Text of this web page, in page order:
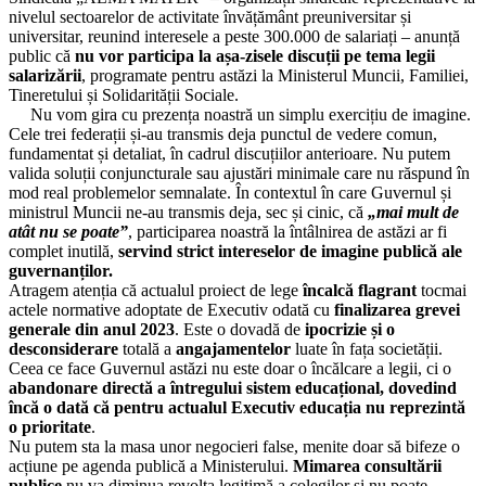
17.04.2024
Biroul Executiv S.I.P. Județul Hunedoara
08.04.2024
Consiliul de administrație al I.S.J. Hunedoara
01.04.2024
Consiliul de administrație al I.S.J. Hunedoara
27.03.2024
Conferința anuală a C.A.R. (I.F.N.) S.I.P. Județul Hunedoara
27.03.2024
Consiliul Liderilor S.I.P. Județul Hunedoara
25.03.2024
Consiliul de administrație al I.S.J. Hunedoara
22.03.2024
Consiliul de administrație al I.S.J. Hunedoara
21.03.2024
Ședința cu directorii unităților de învățământ preuniversitar din județul
Hunedoara
nivelul sectoarelor de activitate învățământ preuniversitar și
universitar, reunind interesele a peste 300.000 de salariați – anunță
public că nu vor participa la așa-zisele discuții pe tema legii
salarizării, programate pentru astăzi la Ministerul Muncii, Familiei,
Tineretului și Solidarității Sociale.
Nu vom gira cu prezența noastră un simplu exercițiu de imagine.
Cele trei federații și-au transmis deja punctul de vedere comun,
fundamentat și detaliat, în cadrul discuțiilor anterioare. Nu putem
valida soluții conjuncturale sau ajustări minimale care nu răspund în
mod real problemelor semnalate. În contextul în care Guvernul și
ministrul Muncii ne-au transmis deja, sec și cinic, că „mai mult de
atât nu se poate”, participarea noastră la întâlnirea de astăzi ar fi
complet inutilă, servind strict intereselor de imagine publică ale
guvernanților.
Atragem atenția că actualul proiect de legeîncalcă flagrant tocmai
actele normative adoptate de Executiv odată cu finalizarea grevei
generale din anul 2023. Este o dovadă de ipocrizie și o
desconsiderare totală a angajamentelor luate în fața societății.
Ceea ce face Guvernul astăzi nu este doar o încălcare a legii, ci o
abandonare directă a întregului sistem educațional, dovedind
încă o dată că pentru actualul Executiv educația nu reprezintă
o prioritate.
Nu putem sta la masa unor negocieri false, menite doar să bifeze o
acțiune pe agenda publică a Ministerului. Mimarea consultării